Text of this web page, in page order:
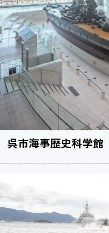
呉市海事歴史科学館